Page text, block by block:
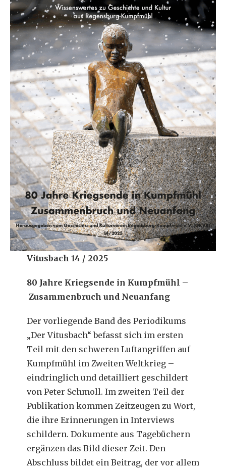
Vitusbach 14 / 2025
80 Jahre Kriegsende in Kumpfmühl –
Zusammenbruch und Neuanfang
Der vorliegende Band des Periodikums
„Der Vitusbach“ befasst sich im ersten
Teil mit den schweren Luftangriffen auf
Kumpfmühl im Zweiten Weltkrieg –
eindringlich und detailliert geschildert
von Peter Schmoll. Im zweiten Teil der
Publikation kommen Zeitzeugen zu Wort,
die ihre Erinnerungen in Interviews
schildern. Dokumente aus Tagebüchern
ergänzen das Bild dieser Zeit. Den
Abschluss bildet ein Beitrag, der vor allem